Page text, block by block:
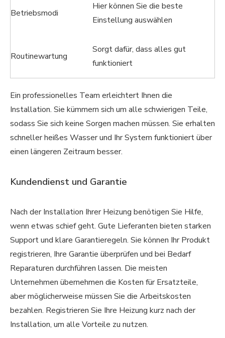
Betriebsmodi
Hier können Sie die beste
Einstellung auswählen
Routinewartung
Sorgt dafür, dass alles gut
funktioniert
Ein professionelles Team erleichtert Ihnen die
Installation. Sie kümmern sich um alle schwierigen Teile,
sodass Sie sich keine Sorgen machen müssen. Sie erhalten
schneller heißes Wasser und Ihr System funktioniert über
einen längeren Zeitraum besser.
Kundendienst und Garantie
Nach der Installation Ihrer Heizung benötigen Sie Hilfe,
wenn etwas schief geht. Gute Lieferanten bieten starken
Support und klare Garantieregeln. Sie können Ihr Produkt
registrieren, Ihre Garantie überprüfen und bei Bedarf
Reparaturen durchführen lassen. Die meisten
Unternehmen übernehmen die Kosten für Ersatzteile,
aber möglicherweise müssen Sie die Arbeitskosten
bezahlen. Registrieren Sie Ihre Heizung kurz nach der
Installation, um alle Vorteile zu nutzen.